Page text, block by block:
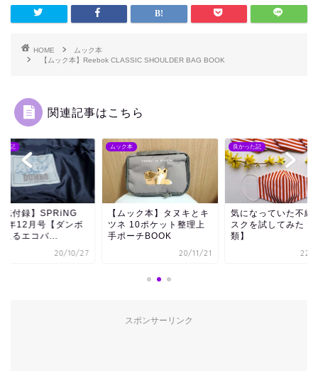
HOME
ムック本
【ムック本】Reebok CLASSIC SHOULDER BAG BOOK
関連記事はこちら
ック本】タヌキとキ
10ポケット整理上
ーチBOOK
20/11/21
良かった記
気になっていた不織布マ
スクを試してみた【3種
類】
22/03/14
良かった記
【雑誌付録】
2020年12月号【ダ
の洗えるエコバ...
20/
スポンサーリンク